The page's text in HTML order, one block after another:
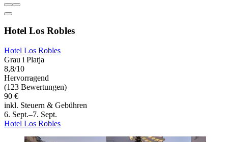
Hotel Los Robles
Hotel Los Robles
Grau i Platja
8,8/10
Hervorragend
(123 Bewertungen)
90 €
inkl. Steuern & Gebühren
6. Sept.–7. Sept.
Hotel Los Robles